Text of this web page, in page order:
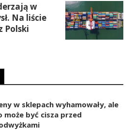
w
Na liście
Polski
w sklepach wyhamowały, ale
może być cisza przed